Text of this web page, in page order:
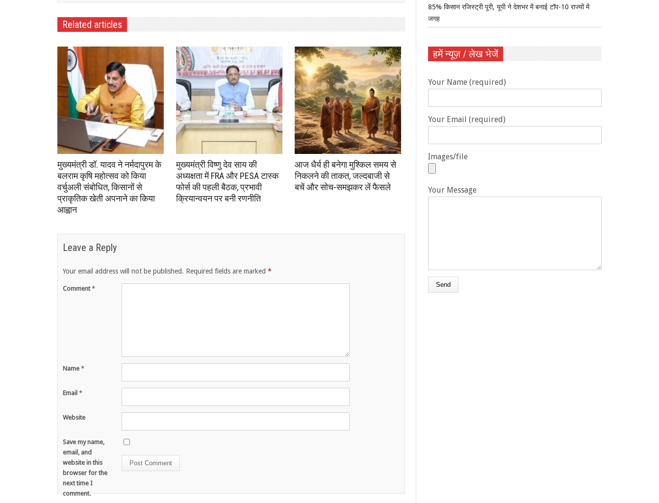
Related articles
मुख्यमंत्री डॉ. यादव ने नर्मदापुरम के
बलराम कृषि महोत्सव को किया
वर्चुअली संबोधित, किसानों से
प्राकृतिक खेती अपनाने का किया
आह्वान
मुख्यमंत्री विष्णु देव साय की
अध्यक्षता में FRA और PESA टास्क
फोर्स की पहली बैठक, प्रभावी
क्रियान्वयन पर बनी रणनीति
आज धैर्य ही बनेगा मुश्किल समय से
निकलने की ताकत, जल्दबाजी से
बचें और सोच-समझकर लें फैसले
Leave a Reply
Your email address will not be published. Required fields are marked *
Comment*
Name *
Email *
Website
Save my name,
email, and
website in this
browser for the
next time I
comment.
85% किसान रजिस्ट्री पूरी, यूपी ने देशभर में बनाई टॉप-10 राज्यों में
जगह
हमें न्यूज़ / लेख भेजें
Your Name (required)
Your Email (required)
Images/file
Your Message